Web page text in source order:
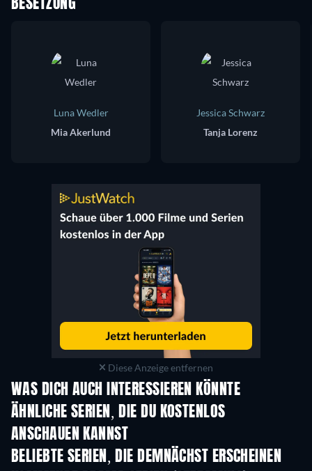
BESETZUNG
Luna Wedler
Mia Akerlund
Jessica Schwarz
Tanja Lorenz
Diese Anzeige entfernen
WAS DICH AUCH INTERESSIEREN KÖNNTE
Serie Serie
ÄHNLICHE SERIEN, DIE DU KOSTENLOS
ANSCHAUEN KANNST
Serie
BELIEBTE SERIEN, DIE DEMNÄCHST ERSCHEINEN
Serie Serie